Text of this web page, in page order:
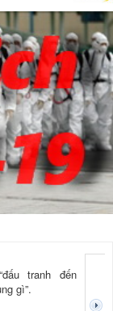
tranh đến
gì”.